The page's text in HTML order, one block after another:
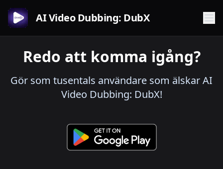
AI Video Dubbing: DubX
Redo att komma igång?
Gör som tusentals användare som älskar AI
Video Dubbing: DubX!